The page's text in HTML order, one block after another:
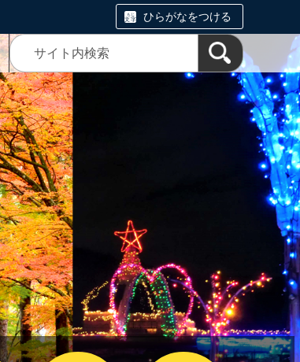
ひらがなをつける